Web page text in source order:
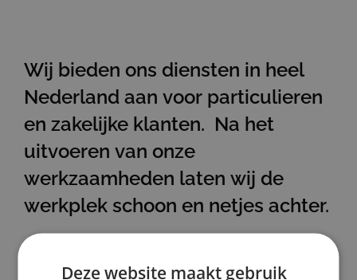
Wij bieden ons diensten in heel
Nederland aan voor particulieren
en zakelijke klanten. Na het
uitvoeren van onze
werkzaamheden laten wij de
werkplek schoon en netjes achter.
Deze website maakt gebruik